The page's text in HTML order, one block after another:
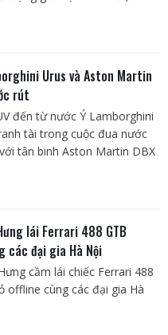
Urus và Aston Martin
rút
đến từ nước Ý Lamborghini
tài trong cuộc đua nước
tân binh Aston Martin DBX
lái Ferrari 488 GTB
các đại gia Hà Nội
cầm lái chiếc Ferrari 488
offline cùng các đại gia Hà